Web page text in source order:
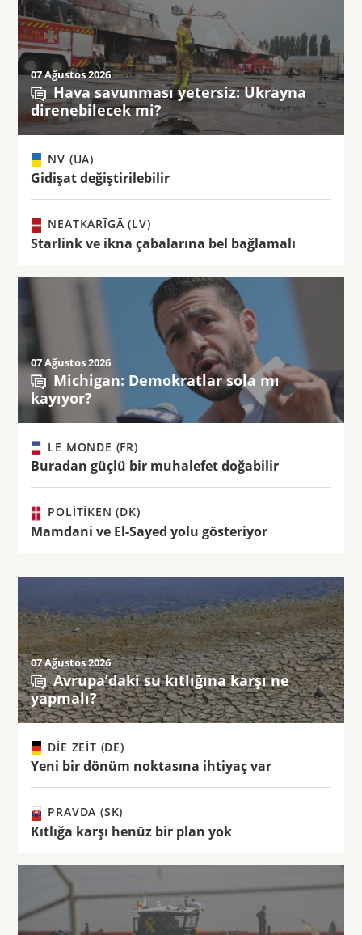
07 Ağustos 2026
Hava savunması yetersiz: Ukrayna
direnebilecek mi?
NV (UA)
Gidişat değiştirilebilir
NEATKARĪGĀ (LV)
Starlink ve ikna çabalarına bel bağlamalı
07 Ağustos 2026
Michigan: Demokratlar sola mı
kayıyor?
LE MONDE (FR)
Buradan güçlü bir muhalefet doğabilir
POLITIKEN (DK)
Mamdani ve El-Sayed yolu gösteriyor
07 Ağustos 2026
Avrupa’daki su kıtlığına karşı ne
yapmalı?
DIE ZEIT (DE)
Yeni bir dönüm noktasına ihtiyaç var
PRAVDA (SK)
Kıtlığa karşı henüz bir plan yok